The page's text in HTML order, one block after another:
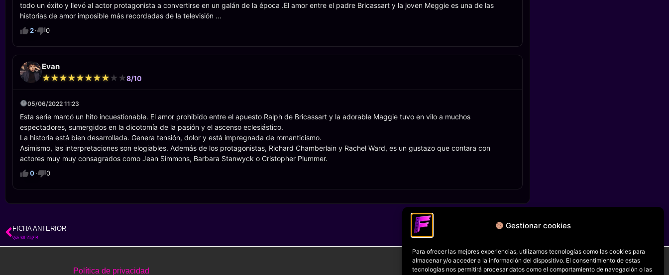
Gestionar cookies
Para ofrecer las mejores experiencias, utilizamos tecnologías como las cookies para
almacenar y/o acceder a la información del dispositivo. El consentimiento de estas
tecnologías nos permitirá procesar datos como el comportamiento de navegación o las
todo un éxito y llevó al actor protagonista a convertirse en un galán de la época .El amor entre el padre Bricassart y la joven Meggie es una de las
historias de amor imposible más recordadas de la televisión ...
2· 0
Evan
★
★★
★★
★★
★★
★★
★★
★★
★★
★★
★8/10
05/06/2022 11:23
Esta serie marcó un hito incuestionable. El amor prohibido entre el apuesto Ralph de Bricassart y la adorable Maggie tuvo en vilo a muchos
espectadores, sumergidos en la dicotomía de la pasión y el ascenso eclesiástico.
La historia está bien desarrollada. Genera tensión, dolor y está impregnada de romanticismo.
Asimismo, las interpretaciones son elogiables. Además de los protagonistas, Richard Chamberlain y Rachel Ward, es un gustazo que contara con
actores muy muy consagrados como Jean Simmons, Barbara Stanwyck o Cristopher Plummer.
0· 0
FICHA ANTERIOR
एक था टाइगर
FICHA SIGUIENTE
Política de privacidad